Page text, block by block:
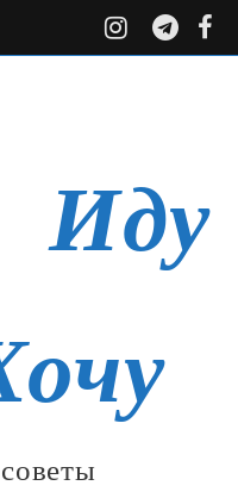
Facebook
VK Instagram
Youtube